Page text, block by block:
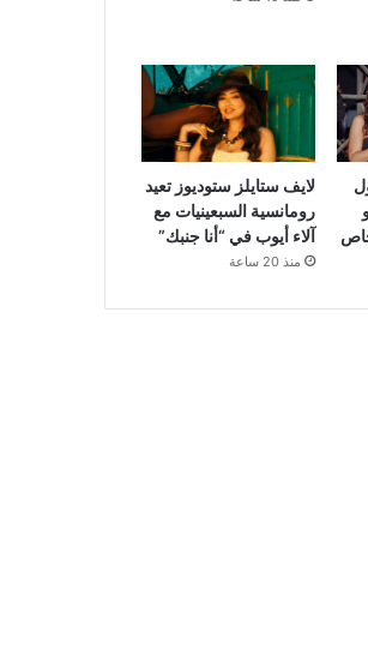
لايف ستايلز ستوديوز تعيد
رومانسية السبعينيات مع
آلاء أيوب في “أنا جنبك”
منذ 20 ساعة